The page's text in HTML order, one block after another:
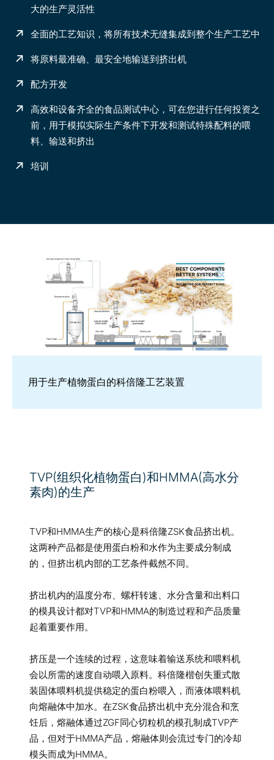
大的生产灵活性
全面的工艺知识，将所有技术无缝集成到整个生产工艺中
将原料最准确、最安全地输送到挤出机
配方开发
高效和设备齐全的食品测试中心，可在您进行任何投资之
前，用于模拟实际生产条件下开发和测试特殊配料的喂
料、输送和挤出
培训
用于生产植物蛋白的科倍隆工艺装置
TVP(组织化植物蛋白)和HMMA(高水分
素肉)的生产
TVP和HMMA生产的核心是科倍隆ZSK食品挤出机。
这两种产品都是使用蛋白粉和水作为主要成分制成
的，但挤出机内部的工艺条件截然不同。
挤出机内的温度分布、螺杆转速、水分含量和出料口
的模具设计都对TVP和HMMA的制造过程和产品质量
起着重要作用。
挤压是一个连续的过程，这意味着输送系统和喂料机
会以所需的速度自动喂入原料。科倍隆楷创失重式散
装固体喂料机提供稳定的蛋白粉喂入，而液体喂料机
向熔融体中加水。在ZSK食品挤出机中充分混合和烹
饪后，熔融体通过ZGF同心切粒机的模孔制成TVP产
品，但对于HMMA产品，熔融体则会流过专门的冷却
模头而成为HMMA。